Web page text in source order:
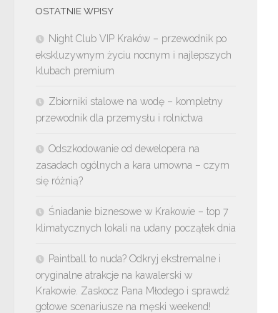
OSTATNIE WPISY
Night Club VIP Kraków – przewodnik po
ekskluzywnym życiu nocnym i najlepszych
klubach premium
Zbiorniki stalowe na wodę – kompletny
przewodnik dla przemysłu i rolnictwa
Odszkodowanie od dewelopera na
zasadach ogólnych a kara umowna – czym
się różnią?
Śniadanie biznesowe w Krakowie – top 7
klimatycznych lokali na udany początek dnia
Paintball to nuda? Odkryj ekstremalne i
oryginalne atrakcje na kawalerski w
Krakowie. Zaskocz Pana Młodego i sprawdź
gotowe scenariusze na męski weekend!